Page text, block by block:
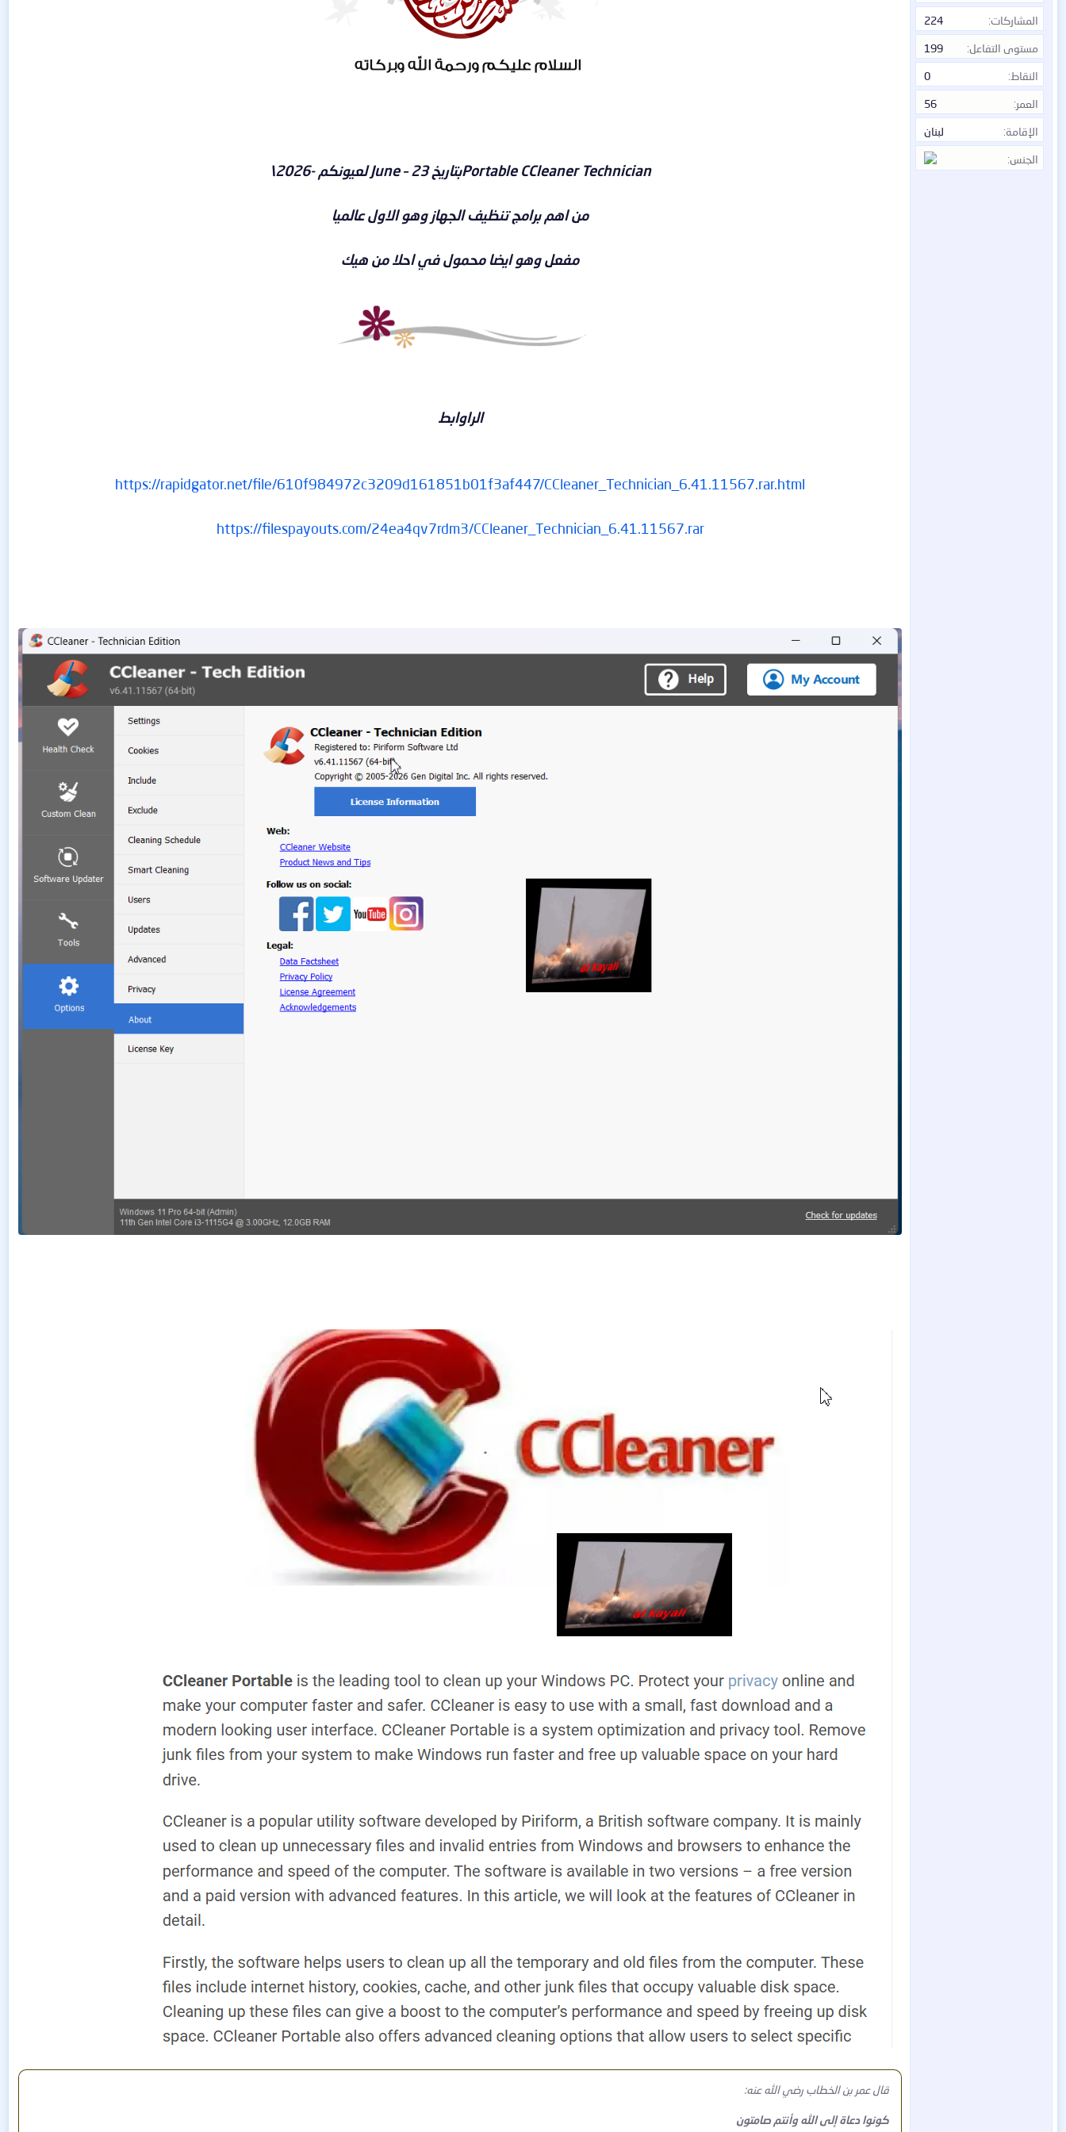
المشاركات 224
مستوى التفاعل 199
النقاط 0
العمر 56
الإقامة لبنان
الجنس
Portable CCleaner Technicianبتاريخ 23 – June لعيونكم -2026\
من اهم برامج تنظيف الجهاز وهو الاول عالميا
مفعل وهو ايضا محمول في احلا من هيك
الراوابط
https://rapidgator.net/file/610f984972c3209d161851b01f3af447/CCleaner_Technician_6.41.11567.rar.html
https://filespayouts.com/24ea4qv7rdm3/CCleaner_Technician_6.41.11567.rar
قال عمر بن الخطاب رضي الله عنه:
كونوا دعاة إلى الله وأنتم صامتون